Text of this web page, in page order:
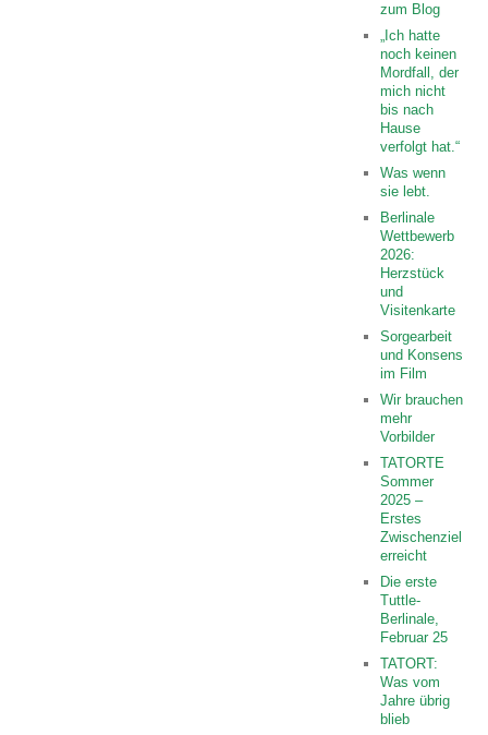
zum Blog
„Ich hatte
noch keinen
Mordfall, der
mich nicht
bis nach
Hause
verfolgt hat.“
Was wenn
sie lebt.
Berlinale
Wettbewerb
2026:
Herzstück
und
Visitenkarte
Sorgearbeit
und Konsens
im Film
Wir brauchen
mehr
Vorbilder
TATORTE
Sommer
2025 –
Erstes
Zwischenziel
erreicht
Die erste
Tuttle-
Berlinale,
Februar 25
TATORT:
Was vom
Jahre übrig
blieb